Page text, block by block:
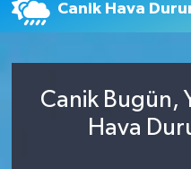
Canik Hava
Canik Bugün,
Hava
DUNYA
Ekonomi
Şanlıurfa Namaz
Süper Lig Puan